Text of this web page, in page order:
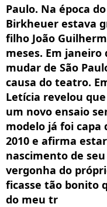
Paulo. Na época
Birkheuer estava
filho João
meses. Em janeiro
mudar de São
causa do teatro.
Letícia revelou
um novo ensaio
modelo já foi capa
2010 e afirma
nascimento de
vergonha do
ficasse tão bonito
do meu tr